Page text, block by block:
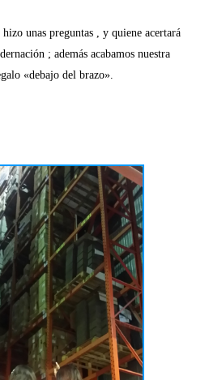
unas preguntas , y quiene acertará
; además acabamos nuestra
«debajo del brazo».